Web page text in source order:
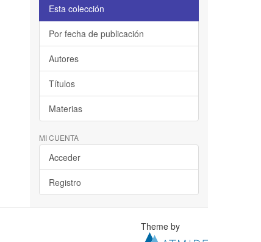
Esta colección
Por fecha de publicación
Autores
Títulos
Materias
MI CUENTA
Acceder
Registro
Theme by